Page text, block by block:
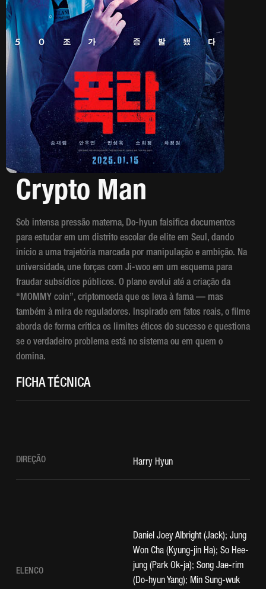
Crypto Man
Sob intensa pressão materna, Do-hyun falsifica documentos
para estudar em um distrito escolar de elite em Seul, dando
início a uma trajetória marcada por manipulação e ambição. Na
universidade, une forças com Ji-woo em um esquema para
fraudar subsídios públicos. O plano evolui até a criação da
“MOMMY coin”, criptomoeda que os leva à fama — mas
também à mira de reguladores. Inspirado em fatos reais, o filme
aborda de forma crítica os limites éticos do sucesso e questiona
se o verdadeiro problema está no sistema ou em quem o
domina.
FICHA TÉCNICA
DIREÇÃO Harry Hyun
ELENCO
Daniel Joey Albright (Jack); Jung
Won Cha (Kyung-jin Ha); So Hee-
jung (Park Ok-ja); Song Jae-rim
(Do-hyun Yang); Min Sung-wuk